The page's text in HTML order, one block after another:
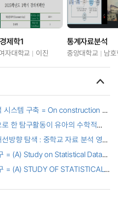
제학1
자대학교 이진
통계자료분석
중앙대학교 남
시스템 구축 = On construction of
on the web
한 탐구활동이 유아의 수학적
of Inquiry-Based Activities
and Statistics on Young
방향 탐색 : 중학교 자료 분석 영역
= (A) Study on Statistical Data
= (A) STUDY OF STATISTICAL